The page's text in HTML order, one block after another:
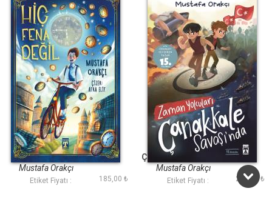
Hiç Fena Değil
Mustafa Orakçı
Etiket Fiyatı : 185,00 ₺
Zaman Yolcuları
Çanakkale Savaşında
Mustafa Orakçı
Etiket Fiyatı : 230,00 ₺